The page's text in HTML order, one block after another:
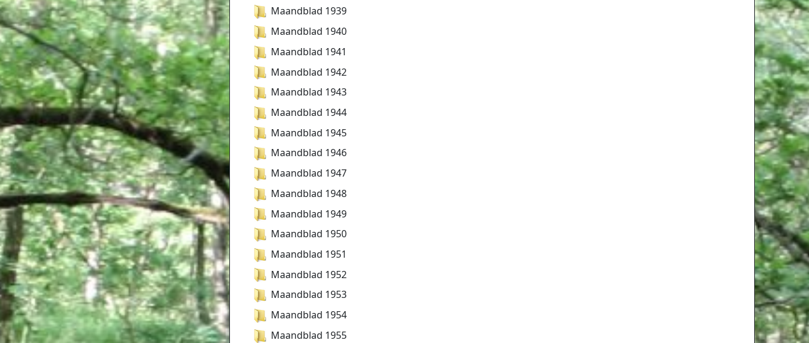
Maandblad 1939
Maandblad 1940
Maandblad 1941
Maandblad 1942
Maandblad 1943
Maandblad 1944
Maandblad 1945
Maandblad 1946
Maandblad 1947
Maandblad 1948
Maandblad 1949
Maandblad 1950
Maandblad 1951
Maandblad 1952
Maandblad 1953
Maandblad 1954
Maandblad 1955